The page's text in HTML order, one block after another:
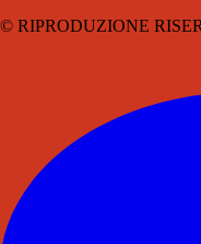
© RIPRODUZIONE